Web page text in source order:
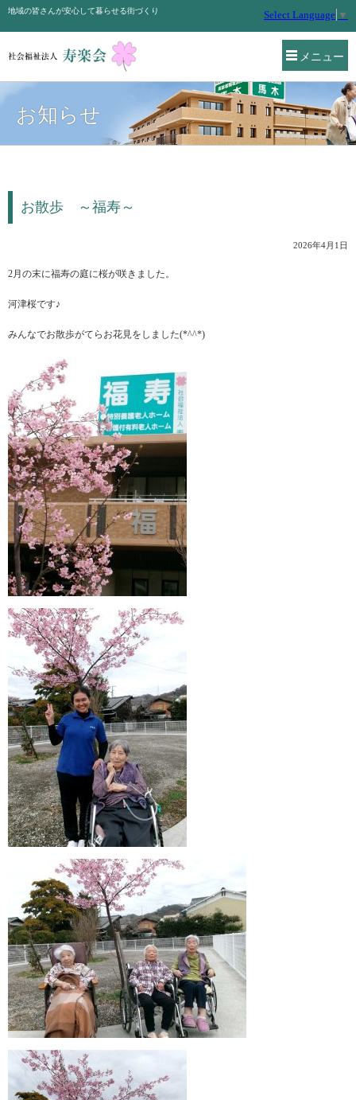
メニュー
地域の皆さんが安心して暮らせる街づくり Select Language ▼
お知らせ
お散歩 ～福寿～
2026年4月1日
2月の末に福寿の庭に桜が咲きました。
河津桜です♪
みんなでお散歩がてらお花見をしました(*^^*)